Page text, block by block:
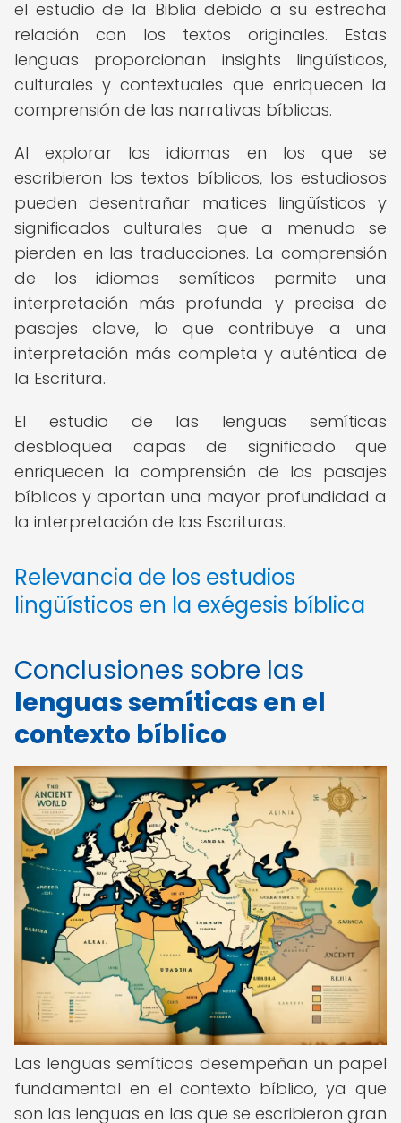
el estudio de la Biblia debido a su estrecha
relación con los textos originales. Estas
lenguas proporcionan insights lingüísticos,
culturales y contextuales que enriquecen la
comprensión de las narrativas bíblicas.
Al explorar los idiomas en los que se
escribieron los textos bíblicos, los estudiosos
pueden desentrañar matices lingüísticos y
significados culturales que a menudo se
pierden en las traducciones. La comprensión
de los idiomas semíticos permite una
interpretación más profunda y precisa de
pasajes clave, lo que contribuye a una
interpretación más completa y auténtica de
la Escritura.
El estudio de las lenguas semíticas
desbloquea capas de significado que
enriquecen la comprensión de los pasajes
bíblicos y aportan una mayor profundidad a
la interpretación de las Escrituras.
Relevancia de los estudios
lingüísticos en la exégesis bíblica
Conclusiones sobre las
lenguas semíticas en el
contexto bíblico
Las lenguas semíticas desempeñan un papel
fundamental en el contexto bíblico, ya que
son las lenguas en las que se escribieron gran